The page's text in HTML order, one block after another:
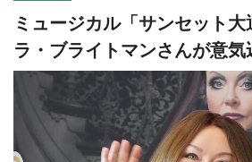
ミュージカル「サンセット
ラ・ブライトマンさんが意気